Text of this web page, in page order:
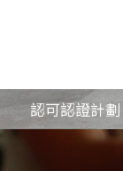
認可認證計劃